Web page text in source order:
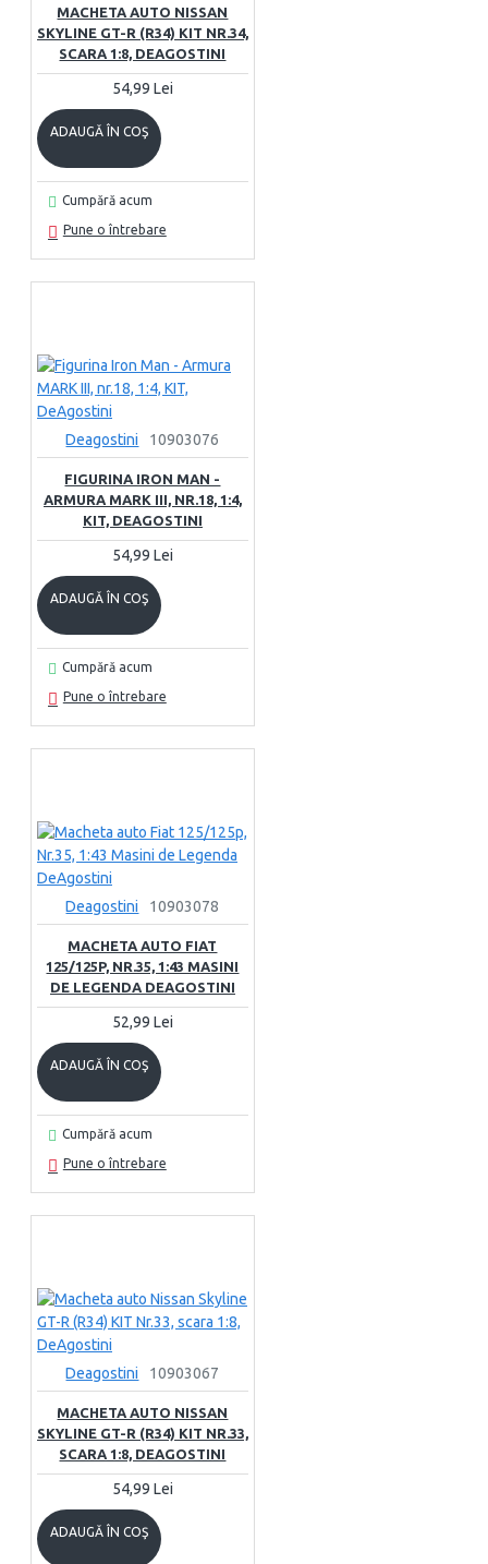
MACHETA AUTO NISSAN
SKYLINE GT-R (R34) KIT NR.34,
SCARA 1:8, DEAGOSTINI
54,99 Lei
ADAUGĂ ÎN COŞ
Cumpără acum
Pune o întrebare
Deagostini 10903076
FIGURINA IRON MAN -
ARMURA MARK III, NR.18, 1:4,
KIT, DEAGOSTINI
54,99 Lei
ADAUGĂ ÎN COŞ
Cumpără acum
Pune o întrebare
Deagostini 10903078
MACHETA AUTO FIAT
125/125P, NR.35, 1:43 MASINI
DE LEGENDA DEAGOSTINI
52,99 Lei
ADAUGĂ ÎN COŞ
Cumpără acum
Pune o întrebare
Deagostini 10903067
MACHETA AUTO NISSAN
SKYLINE GT-R (R34) KIT NR.33,
SCARA 1:8, DEAGOSTINI
54,99 Lei
ADAUGĂ ÎN COŞ